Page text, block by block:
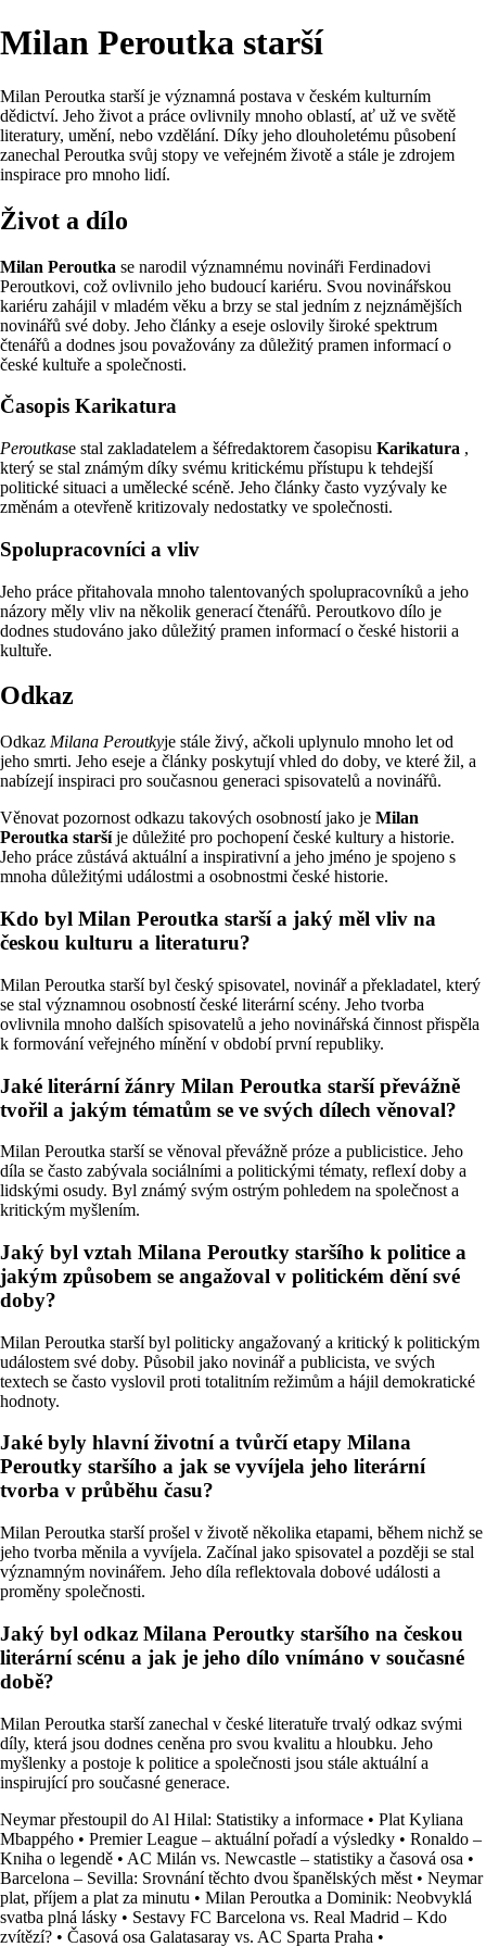
Milan Peroutka starší
Milan Peroutka starší je významná postava v českém kulturním
dědictví. Jeho život a práce ovlivnily mnoho oblastí, ať už ve světě
literatury, umění, nebo vzdělání. Díky jeho dlouholetému působení
zanechal Peroutka svůj stopy ve veřejném životě a stále je zdrojem
inspirace pro mnoho lidí.
Život a dílo
Milan Peroutka se narodil významnému novináři Ferdinadovi
Peroutkovi, což ovlivnilo jeho budoucí kariéru. Svou novinářskou
kariéru zahájil v mladém věku a brzy se stal jedním z nejznámějších
novinářů své doby. Jeho články a eseje oslovily široké spektrum
čtenářů a dodnes jsou považovány za důležitý pramen informací o
české kultuře a společnosti.
Časopis Karikatura
Peroutkase stal zakladatelem a šéfredaktorem časopisu Karikatura ,
který se stal známým díky svému kritickému přístupu k tehdejší
politické situaci a umělecké scéně. Jeho články často vyzývaly ke
změnám a otevřeně kritizovaly nedostatky ve společnosti.
Spolupracovníci a vliv
Jeho práce přitahovala mnoho talentovaných spolupracovníků a jeho
názory měly vliv na několik generací čtenářů. Peroutkovo dílo je
dodnes studováno jako důležitý pramen informací o české historii a
kultuře.
Odkaz
Odkaz Milana Peroutkyje stále živý, ačkoli uplynulo mnoho let od
jeho smrti. Jeho eseje a články poskytují vhled do doby, ve které žil, a
nabízejí inspiraci pro současnou generaci spisovatelů a novinářů.
Věnovat pozornost odkazu takových osobností jako je Milan
Peroutka staršíje důležité pro pochopení české kultury a historie.
Jeho práce zůstává aktuální a inspirativní a jeho jméno je spojeno s
mnoha důležitými událostmi a osobnostmi české historie.
Kdo byl Milan Peroutka starší a jaký měl vliv na
českou kulturu a literaturu?
Milan Peroutka starší byl český spisovatel, novinář a překladatel, který
se stal významnou osobností české literární scény. Jeho tvorba
ovlivnila mnoho dalších spisovatelů a jeho novinářská činnost přispěla
k formování veřejného mínění v období první republiky.
Jaké literární žánry Milan Peroutka starší převážně
tvořil a jakým tématům se ve svých dílech věnoval?
Milan Peroutka starší se věnoval převážně próze a publicistice. Jeho
díla se často zabývala sociálními a politickými tématy, reflexí doby a
lidskými osudy. Byl známý svým ostrým pohledem na společnost a
kritickým myšlením.
Jaký byl vztah Milana Peroutky staršího k politice a
jakým způsobem se angažoval v politickém dění své
doby?
Milan Peroutka starší byl politicky angažovaný a kritický k politickým
událostem své doby. Působil jako novinář a publicista, ve svých
textech se často vyslovil proti totalitním režimům a hájil demokratické
hodnoty.
Jaké byly hlavní životní a tvůrčí etapy Milana
Peroutky staršího a jak se vyvíjela jeho literární
tvorba v průběhu času?
Milan Peroutka starší prošel v životě několika etapami, během nichž se
jeho tvorba měnila a vyvíjela. Začínal jako spisovatel a později se stal
významným novinářem. Jeho díla reflektovala dobové události a
proměny společnosti.
Jaký byl odkaz Milana Peroutky staršího na českou
literární scénu a jak je jeho dílo vnímáno v současné
době?
Milan Peroutka starší zanechal v české literatuře trvalý odkaz svými
díly, která jsou dodnes ceněna pro svou kvalitu a hloubku. Jeho
myšlenky a postoje k politice a společnosti jsou stále aktuální a
inspirující pro současné generace.
Neymar přestoupil do Al Hilal: Statistiky a informace • Plat Kyliana
Mbappého • Premier League – aktuální pořadí a výsledky • Ronaldo –
Kniha o legendě • AC Milán vs. Newcastle – statistiky a časová osa •
Barcelona – Sevilla: Srovnání těchto dvou španělských měst • Neymar
plat, příjem a plat za minutu • Milan Peroutka a Dominik: Neobvyklá
svatba plná lásky • Sestavy FC Barcelona vs. Real Madrid – Kdo
zvítězí? • Časová osa Galatasaray vs. AC Sparta Praha •